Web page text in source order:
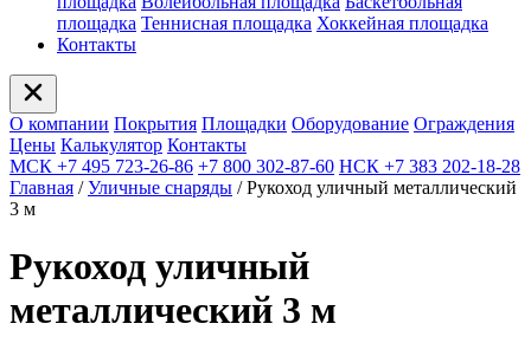
площадка Теннисная площадка Хоккейная площадка
Контакты
О компании Покрытия Площадки Оборудование Ограждения
Цены Калькулятор Контакты
МСК +7 495 723-26-86 +7 800 302-87-60 НСК +7 383 202-18-28
Главная / Уличные снаряды / Рукоход уличный металлический
3 м
Рукоход уличный
металлический 3 м